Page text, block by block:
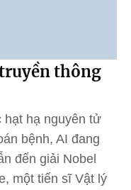
thông
hạt hạ nguyên tử
bệnh, AI đang
đến giải Nobel
một tiến sĩ Vật lý